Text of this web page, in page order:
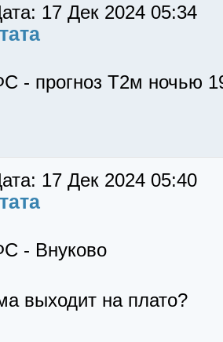
17 Дек 2024 05:34
- прогноз Т2м ночью
17 Дек 2024 05:40
- Внуково
выходит на плато?